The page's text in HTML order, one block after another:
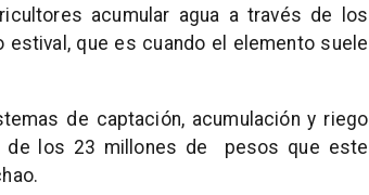
acumular agua a través de los
que es cuando el elemento suele
de captación, acumulación y riego
de los 23 millones de pesos que este